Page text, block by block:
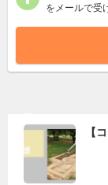
をメールで受
【